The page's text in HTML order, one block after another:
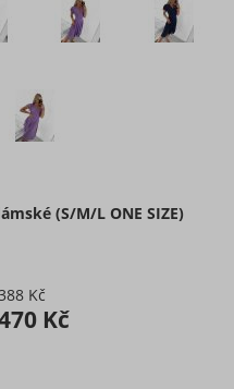
(S/M/L ONE SIZE)
Kč
Kč